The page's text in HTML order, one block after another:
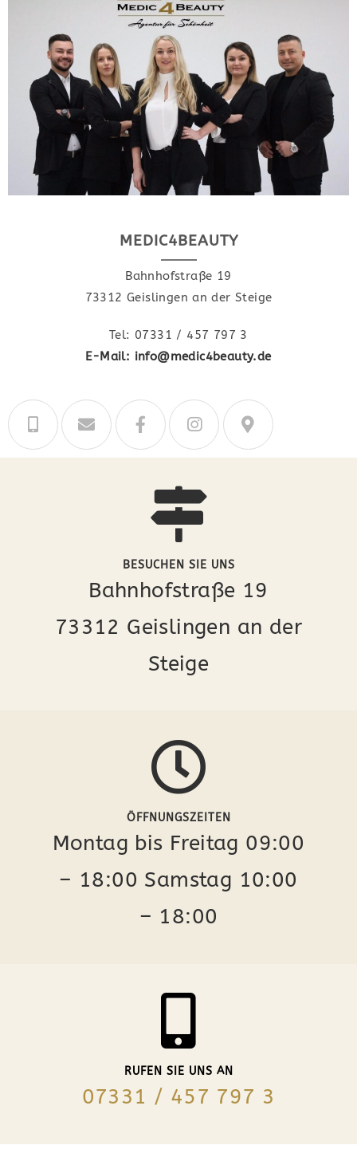
MEDIC4BEAUTY
Bahnhofstraße 19
73312 Geislingen an der Steige
Tel: 07331 / 457 797 3
E-Mail: info@medic4beauty.de
BESUCHEN SIE UNS
Bahnhofstraße 19
73312 Geislingen an der
Steige
ÖFFNUNGSZEITEN
Montag bis Freitag 09:00
– 18:00 Samstag 10:00
– 18:00
RUFEN SIE UNS AN
07331 / 457 797 3